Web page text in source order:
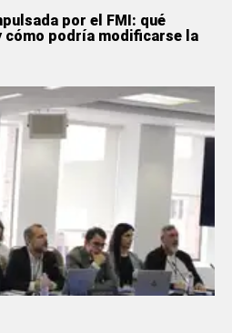
por el FMI: qué
cómo podría modificarse la